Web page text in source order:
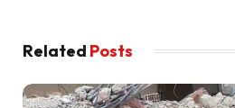
Related Posts